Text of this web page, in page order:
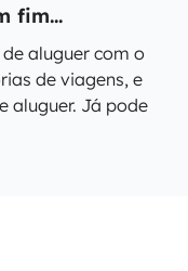
fim...
aluguer com o
de viagens, e
aluguer. Já pode